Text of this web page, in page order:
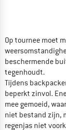
Op tournee moet
beschermende
tegenhoudt.
Tijdens
beperkt zinvol.
mee gemoeid,
niet bestand zijn,
regenjas niet